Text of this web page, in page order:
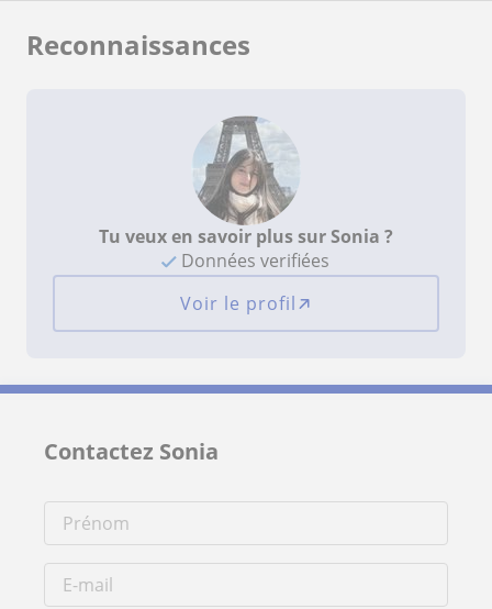
Reconnaissances
Tu veux en savoir plus sur Sonia ?
Données verifiées
Voir le profil
Contactez Sonia